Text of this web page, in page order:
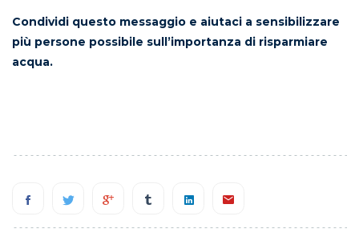
Condividi questo messaggio e aiutaci a sensibilizzare
più persone possibile sull’importanza di risparmiare
acqua.